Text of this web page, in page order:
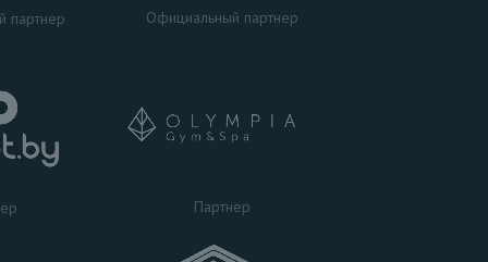
партнер Официальный партнер
Партнер